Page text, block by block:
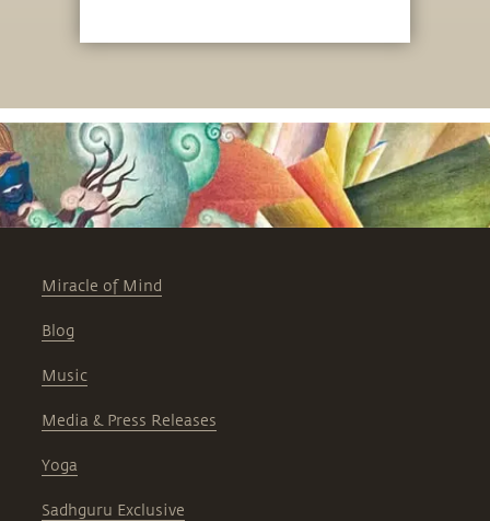
Miracle of Mind
Blog
Music
Media & Press Releases
Yoga
Sadhguru Exclusive